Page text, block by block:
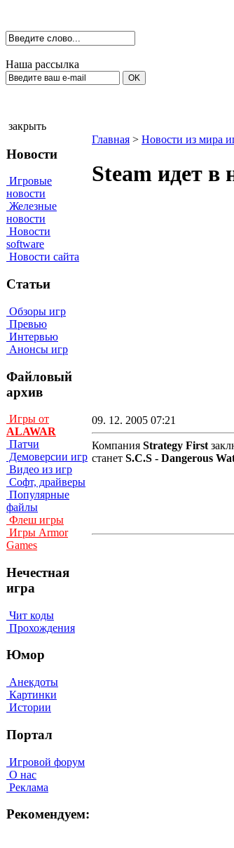
Наша рассылка
закрыть
Новости
Игровые
новости
Железные
новости
Новости
software
Новости сайта
Статьи
Обзоры игр
Превью
Интервью
Анонсы игр
Файловый
архив
Игры от
ALAWAR
Патчи
Демоверсии игр
Видео из игр
Софт, драйверы
Популярные
файлы
Флеш игры
Игры Armor
Games
Нечестная
игра
Чит коды
Прохождения
Юмор
Анекдоты
Картинки
Истории
Портал
Игровой форум
О нас
Реклама
Рекомендуем:
Главная > Новости из мира
Steam идет в
09. 12. 2005 07:21
Компания Strategy First
станет S.C.S - Dangerous